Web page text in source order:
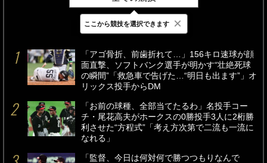
最新 24時間 週間
「アゴ骨折、前歯折れて…」156キロ速球が顔
面直撃、ソフトバンク選手が明かす“壮絶死球
の瞬間”「救急車で告げた…“明日も出ます”」オ
リックス投手からDM
「お前の球種、全部当てたるわ」名投手コー
チ・尾花高夫がホークスの0勝投手3人に2桁勝
利させた“方程式”「考え方次第で二流も一流に
なれる」
「監督、今日は何対何で勝つつもりなんで
ここから競技を選択できます ×